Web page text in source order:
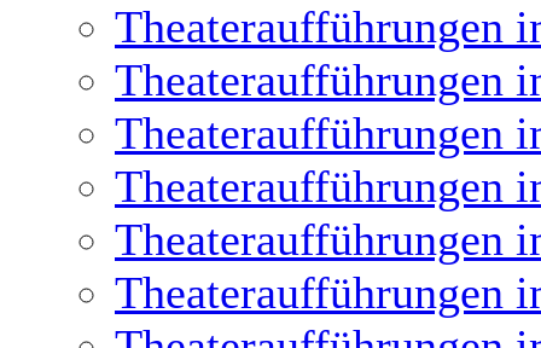
Theateraufführungen
Theateraufführungen
Theateraufführungen
Theateraufführungen
Theateraufführungen
Theateraufführungen